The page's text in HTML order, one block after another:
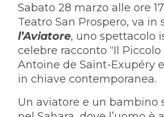
Sabato 28 marzo alle ore
Teatro San Prospero, va in
l’Aviatore, uno spettacolo
celebre racconto “Il
Antoine de Saint-Exupéry
in chiave contemporanea.
Un aviatore e un bambino